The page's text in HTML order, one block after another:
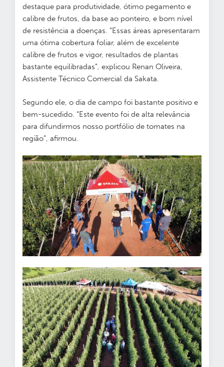
destaque para produtividade, ótimo pegamento e
calibre de frutos, da base ao ponteiro, e bom nível
de resistência a doenças. “Essas áreas apresentaram
uma ótima cobertura foliar, além de excelente
calibre de frutos e vigor, resultados de plantas
bastante equilibradas”, explicou Renan Oliveira,
Assistente Técnico Comercial da Sakata.
Segundo ele, o dia de campo foi bastante positivo e
bem-sucedido. “Este evento foi de alta relevância
para difundirmos nosso portfólio de tomates na
região”, afirmou.